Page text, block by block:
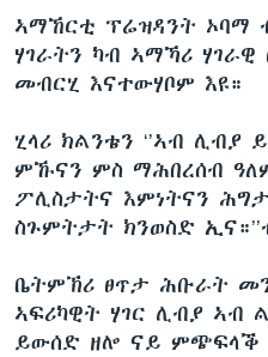
ኣማኸርቲ ፕሬዝዳንት ኦባማ
ሃገራትን ካብ ኣማኻሪ
መብርሂ እናተውሃቦም እዩ።
ሂላሪ ክልንቴን ‘’ኣብ
ምኹናን ምስ ማሕበረሰብ
ፖሊስታትና እምነትናን
ስጉምትታት ክንወስድ
ቤትምኽሪ ፀጥታ ሕቡራት
ኣፍሪካዊት ሃገር ሊብያ ኣብ
ይውሰድ ዘሎ ናይ ምጭፍላቕ